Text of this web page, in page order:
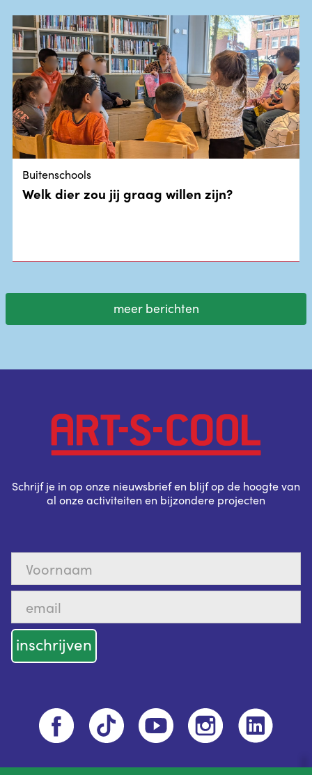
Buitenschools
Welk dier zou jij graag willen zijn?
meer berichten
Schrijf je in op onze nieuwsbrief en blijf op de hoogte van
al onze activiteiten en bijzondere projecten